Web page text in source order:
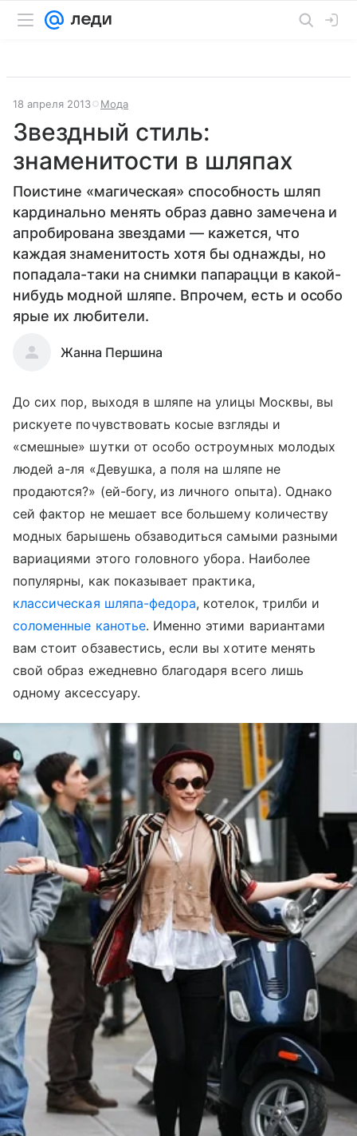
18 апреля 2013 Мода
Звездный стиль:
знаменитости в шляпах
Поистине «магическая» способность шляп
кардинально менять образ давно замечена и
апробирована звездами — кажется, что
каждая знаменитость хотя бы однажды, но
попадала-таки на снимки папарацци в какой-
нибудь модной шляпе. Впрочем, есть и особо
ярые их любители.
Жанна Першина
До сих пор, выходя в шляпе на улицы Москвы, вы
рискуете почувствовать косые взгляды и
«смешные» шутки от особо остроумных молодых
людей а-ля «Девушка, а поля на шляпе не
продаются?» (ей-богу, из личного опыта). Однако
сей фактор не мешает все большему количеству
модных барышень обзаводиться самыми разными
вариациями этого головного убора. Наиболее
популярны, как показывает практика,
классическая шляпа-федора, котелок, трилби и
соломенные канотье. Именно этими вариантами
вам стоит обзавестись, если вы хотите менять
свой образ ежедневно благодаря всего лишь
одному аксессуару.